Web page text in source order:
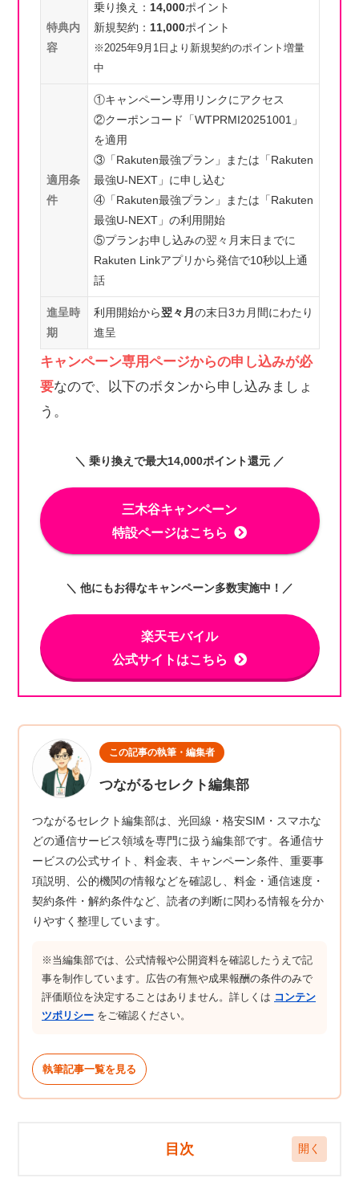
特典内
容
乗り換え： 14,000ポイント
新規契約： 11,000ポイント
※2025年9月1日より新規契約のポイント増量
中
適用条
件
①キャンペーン専用リンクにアクセス
②クーポンコード「WTPRMI20251001」
を適用
③「Rakuten最強プラン」または「Rakuten
最強U-NEXT」に申し込む
④「Rakuten最強プラン」または「Rakuten
最強U-NEXT」の利用開始
⑤プランお申し込みの翌々月末日までに
Rakuten Linkアプリから発信で10秒以上通
話
進呈時
期
利用開始から翌々月 の末日3カ月間にわたり
進呈
キャンペーン専用ページからの申し込みが必
要なので、以下のボタンから申し込みましょ
う。
＼ 乗り換えで最大14,000ポイント還元 ／
三木谷キャンペーン
特設ページはこちら
＼ 他にもお得なキャンペーン多数実施中！／
楽天モバイル
公式サイトはこちら
この記事の執筆・編集者
つながるセレクト編集部
つながるセレクト編集部は、光回線・格安SIM・スマホな
どの通信サービス領域を専門に扱う編集部です。各通信サ
ービスの公式サイト、料金表、キャンペーン条件、重要事
項説明、公的機関の情報などを確認し、料金・通信速度・
契約条件・解約条件など、読者の判断に関わる情報を分か
りやすく整理しています。
※当編集部では、公式情報や公開資料を確認したうえで記
事を制作しています。広告の有無や成果報酬の条件のみで
評価順位を決定することはありません。詳しくは コンテン
ツポリシー をご確認ください。
執筆記事一覧を見る
目次